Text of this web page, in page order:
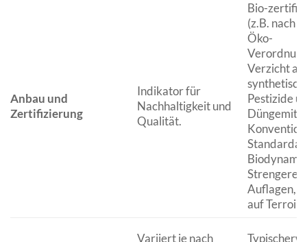
Anbau und
Zertifizierung
Indikator für
Nachhaltigkeit und
Qualität.
Bio-
(z.B. nach
Öko-
Verzicht
Pestizide
Strengere
Auflagen,
auf Terroir.
Variiert je nach